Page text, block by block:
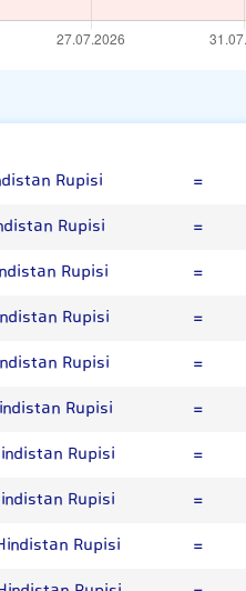
Rupisi =
Rupisi
=
Rupisi
=
Rupisi
=
Rupisi
=
Rupisi
=
Rupisi
=
Rupisi
=
Rupisi
=